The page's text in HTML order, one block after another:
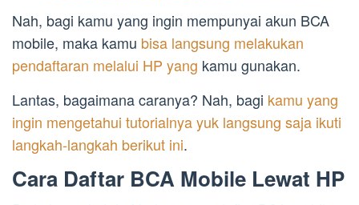
Nah, bagi kamu yang ingin mempunyai akun BCA
mobile, maka kamu bisa langsung melakukan
pendaftaran melalui HP yang kamu gunakan.
Lantas, bagaimana caranya? Nah, bagi kamu yang
ingin mengetahui tutorialnya yuk langsung saja ikuti
langkah-langkah berikut ini.
Cara Daftar BCA Mobile Lewat HP